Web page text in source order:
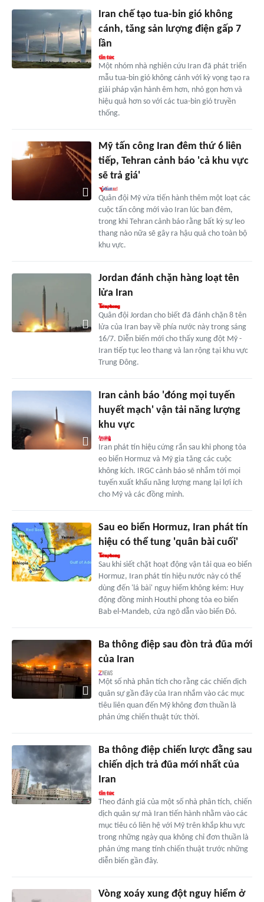
Iran chế tạo tua-bin gió không
cánh, tăng sản lượng điện gấp 7
lần
Một nhóm nhà nghiên cứu Iran đã phát triển
mẫu tua-bin gió không cánh với kỳ vọng tạo ra
giải pháp vận hành êm hơn, nhỏ gọn hơn và
hiệu quả hơn so với các tua-bin gió truyền
thống.
Mỹ tấn công Iran đêm thứ 6 liên
tiếp, Tehran cảnh báo 'cả khu vực
sẽ trả giá'
Quân đội Mỹ vừa tiến hành thêm một loạt các
cuộc tấn công mới vào Iran lúc ban đêm,
trong khi Tehran cảnh báo rằng bất kỳ sự leo
thang nào nữa sẽ gây ra hậu quả cho toàn bộ
khu vực.
Jordan đánh chặn hàng loạt tên
lửa Iran
Quân đội Jordan cho biết đã đánh chặn 8 tên
lửa của Iran bay về phía nước này trong sáng
16/7. Diễn biến mới cho thấy xung đột Mỹ -
Iran tiếp tục leo thang và lan rộng tại khu vực
Trung Đông.
Iran cảnh báo 'đóng mọi tuyến
huyết mạch' vận tải năng lượng
khu vực
Iran phát tín hiệu cứng rắn sau khi phong tỏa
eo biển Hormuz và Mỹ gia tăng các cuộc
không kích. IRGC cảnh báo sẽ nhắm tới mọi
tuyến xuất khẩu năng lượng mang lại lợi ích
cho Mỹ và các đồng minh.
Sau eo biển Hormuz, Iran phát tín
hiệu có thể tung 'quân bài cuối'
Sau khi siết chặt hoạt động vận tải qua eo biển
Hormuz, Iran phát tín hiệu nước này có thể
dùng đến 'lá bài' nguy hiểm không kém: Huy
động đồng minh Houthi phong tỏa eo biển
Bab el-Mandeb, cửa ngõ dẫn vào biển Đỏ.
Ba thông điệp sau đòn trả đũa mới
của Iran
Một số nhà phân tích cho rằng các chiến dịch
quân sự gần đây của Iran nhắm vào các mục
tiêu liên quan đến Mỹ không đơn thuần là
phản ứng chiến thuật tức thời.
Ba thông điệp chiến lược đằng sau
chiến dịch trả đũa mới nhất của
Iran
Theo đánh giá của một số nhà phân tích, chiến
dịch quân sự mà Iran tiến hành nhằm vào các
mục tiêu có liên hệ với Mỹ trên khắp khu vực
trong những ngày qua không chỉ đơn thuần là
phản ứng mang tính chiến thuật trước những
diễn biến gần đây.
Vòng xoáy xung đột nguy hiểm ở